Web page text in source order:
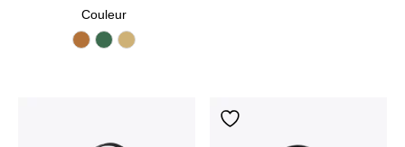
Couleur
Autumn Brown
Dark Kale
Praline